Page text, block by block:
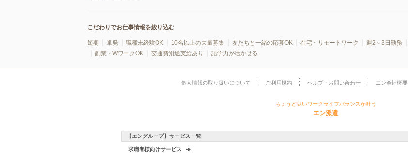
こだわりでお仕事情報を絞り込む
短期 単発 職種未経験OK 10名以上の大量募集 友だちと一緒の応募OK 在宅・リモートワーク 週2～3日勤務
副業・WワークOK
交通費別途支給あり 語学力が活かせる
個人情報の取り扱いについて ご利用規約 ヘルプ・お問い合わせ エン会社概要
ちょうど良いワークライフバランスが叶う
エン派遣
【エングループ】サービス一覧
求職者様向けサービス